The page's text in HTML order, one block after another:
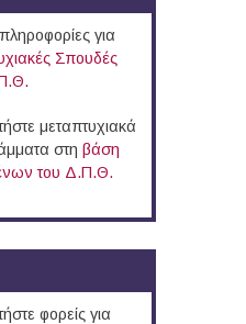
για
Σπουδές
μεταπτυχιακά
στη βάση
του Δ.Π.Θ.
φορείς για